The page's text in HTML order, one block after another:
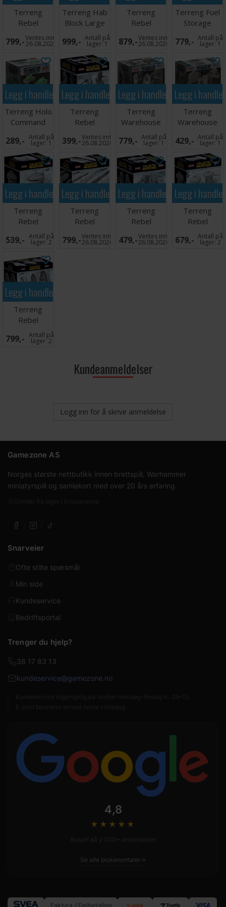
Terreng
Rebel
Outpost
Trenchlines
799,-Ventes inn
26.08.2026
Terreng Hab
Block Large
Ruins
999,- Antall på
lager:1
Terreng
Rebel
Outpost Ion
Cannon
879,-Ventes inn
26.08.2026
Terreng Fuel
Storage
779,- Antall på
lager:1
Legg i handlekurven
Terreng Holo
Command
Desk
289,- Antall på
lager:1
Legg i handlekurven
Terreng
Rebel
Outpost
Particle
Cannons
399,-Ventes inn
26.08.2026
Legg i handlekurven
Terreng
Warehouse
Big Ruins
779,- Antall på
lager:1
Legg i
Terreng
Warehouse
Small Ruins
429,- Antall på
lager:1
Legg i handlekurven
Terreng
Rebel
Outpost
Assault
539,- Antall på
lager:2
Legg i handlekurven
Terreng
Rebel
Outpost
Trenchlines
799,-Ventes inn
26.08.2026
Legg i handlekurven
Terreng
Rebel
Outpost
Hunter
479,-Ventes inn
26.08.2026
Legg i
Terreng
Rebel
Outpost
Defense
679,- Antall på
lager:2
Legg i handlekurven
Terreng
Rebel
Outpost
Shield
799,- Antall på
lager:2
Kundeanmeldelser
Logg inn for å skrive anmeldelse
Gamezone AS
Norges største nettbutikk innen brettspill, Warhammer
miniatyrspill og samlekort med over 20 års erfaring.
Snarveier
Ofte stilte spørsmål
Min side
Kundeservice
Bedriftsportal
Trenger du hjelp?
38 17 83 13
kundeservice@gamezone.no
4,8
★★★★ ★
Se alle brukeromtaler
Faktura / Delbetaling